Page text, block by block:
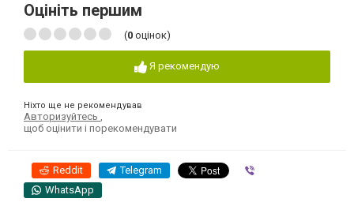
Оцініть першим
(0 оцінок)
Я рекомендую
Ніхто ще не рекомендував
Авторизуйтесь
щоб оцінити і порекомендувати
Reddit Telegram
WhatsApp